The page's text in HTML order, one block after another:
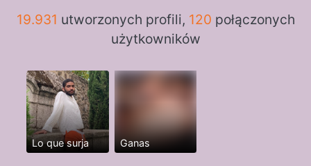
19.931 utworzonych profili, 120 połączonych
użytkowników
Lo que surja Ganas